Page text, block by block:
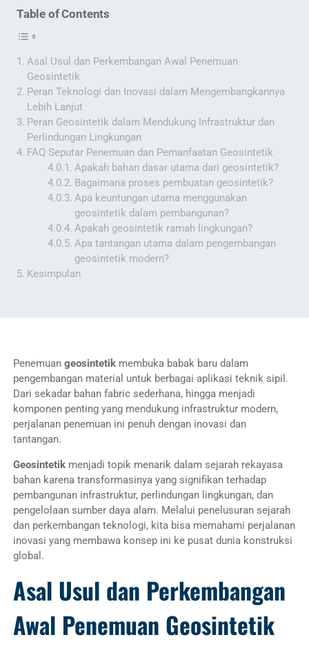
Table of Contents
Asal Usul dan Perkembangan Awal Penemuan
Geosintetik
Peran Teknologi dan Inovasi dalam Mengembangkannya
Lebih Lanjut
Peran Geosintetik dalam Mendukung Infrastruktur dan
Perlindungan Lingkungan
FAQ Seputar Penemuan dan Pemanfaatan Geosintetik
Apakah bahan dasar utama dari geosintetik?
Bagaimana proses pembuatan geosintetik?
Apa keuntungan utama menggunakan
geosintetik dalam pembangunan?
Apakah geosintetik ramah lingkungan?
Apa tantangan utama dalam pengembangan
geosintetik modern?
Kesimpulan
Penemuan geosintetik membuka babak baru dalam
pengembangan material untuk berbagai aplikasi teknik sipil.
Dari sekadar bahan fabric sederhana, hingga menjadi
komponen penting yang mendukung infrastruktur modern,
perjalanan penemuan ini penuh dengan inovasi dan
tantangan.
Geosintetik menjadi topik menarik dalam sejarah rekayasa
bahan karena transformasinya yang signifikan terhadap
pembangunan infrastruktur, perlindungan lingkungan, dan
pengelolaan sumber daya alam. Melalui penelusuran sejarah
dan perkembangan teknologi, kita bisa memahami perjalanan
inovasi yang membawa konsep ini ke pusat dunia konstruksi
global.
Asal Usul dan Perkembangan
Awal Penemuan Geosintetik